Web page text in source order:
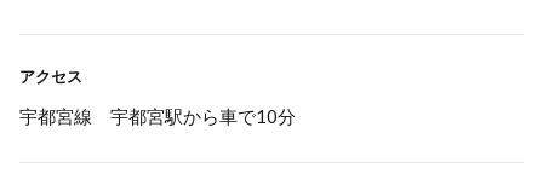
アクセス
宇都宮線 宇都宮駅から車で10分